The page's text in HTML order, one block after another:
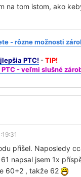
na tom istom, ako
- rôzne možnosti
PTC! - TIP!
- veľmi slušné
přišel. Naposledy
napsal jsem 1x
60+2 , takže 62